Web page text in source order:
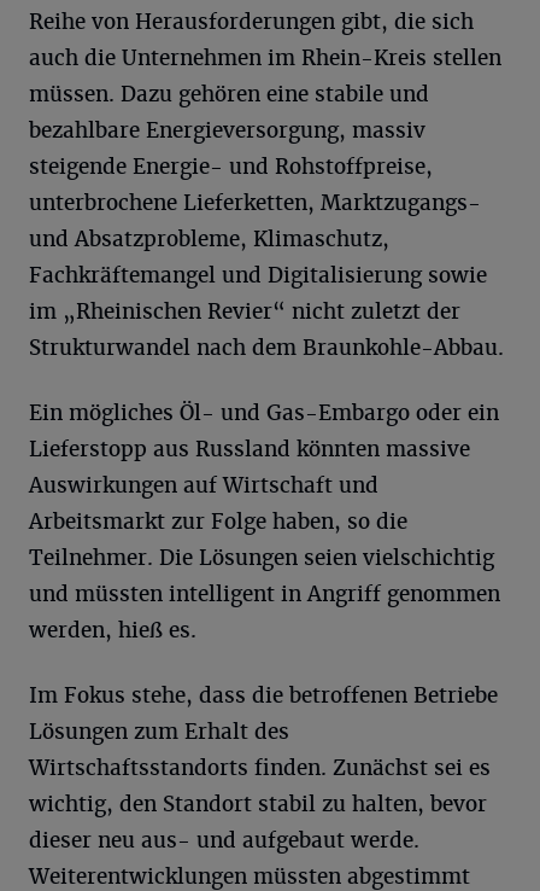
Reihe von Herausforderungen gibt, die sich
auch die Unternehmen im Rhein-Kreis stellen
müssen. Dazu gehören eine stabile und
bezahlbare Energieversorgung, massiv
steigende Energie- und Rohstoffpreise,
unterbrochene Lieferketten, Marktzugangs-
und Absatzprobleme, Klimaschutz,
Fachkräftemangel und Digitalisierung sowie
im „Rheinischen Revier“ nicht zuletzt der
Strukturwandel nach dem Braunkohle-Abbau.
Ein mögliches Öl- und Gas-Embargo oder ein
Lieferstopp aus Russland könnten massive
Auswirkungen auf Wirtschaft und
Arbeitsmarkt zur Folge haben, so die
Teilnehmer. Die Lösungen seien vielschichtig
und müssten intelligent in Angriff genommen
werden, hieß es.
Im Fokus stehe, dass die betroffenen Betriebe
Lösungen zum Erhalt des
Wirtschaftsstandorts finden. Zunächst sei es
wichtig, den Standort stabil zu halten, bevor
dieser neu aus- und aufgebaut werde.
Weiterentwicklungen müssten abgestimmt